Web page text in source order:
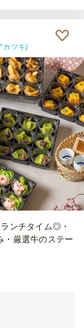
カツキ)
ンチタイム◎・
・厳選牛のステー